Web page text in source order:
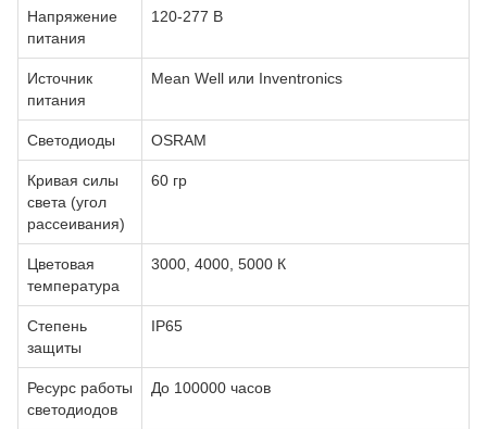
Напряжение
питания
120-277 В
Источник
питания
Mean Well или Inventronics
Светодиоды OSRAM
Кривая силы
света (угол
рассеивания)
60 гр
Цветовая
температура
3000, 4000, 5000 К
Степень
защиты
IP65
Ресурс работы
светодиодов
До 100000 часов